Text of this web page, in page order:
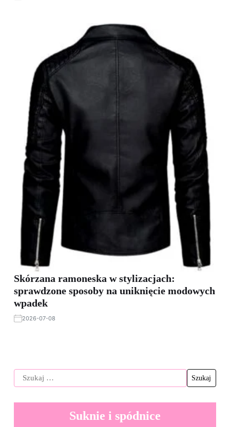
Skórzana ramoneska w stylizacjach:
sprawdzone sposoby na uniknięcie modowych
wpadek
2026-07-08
Suknie i spódnice